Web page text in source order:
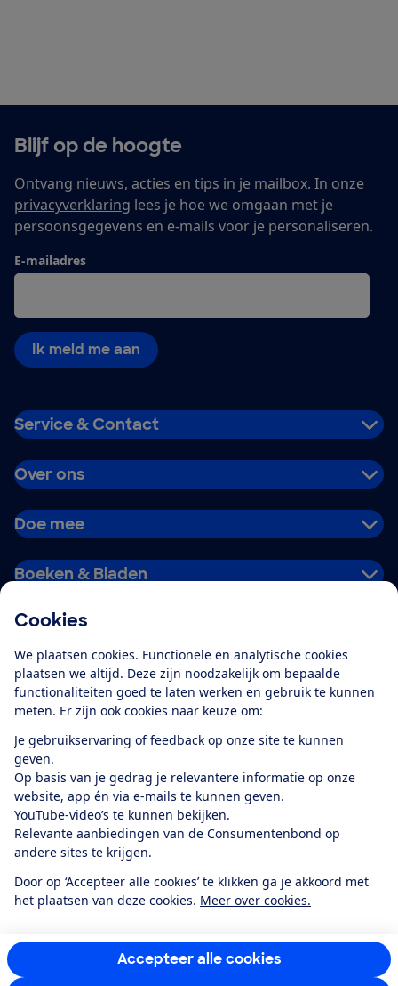
Cookies
We plaatsen cookies. Functionele en analytische cookies
plaatsen we altijd. Deze zijn noodzakelijk om bepaalde
functionaliteiten goed te laten werken en gebruik te kunnen
meten. Er zijn ook cookies naar keuze om:
Je gebruikservaring of feedback op onze site te kunnen
geven.
Op basis van je gedrag je relevantere informatie op onze
website, app én via e-mails te kunnen geven.
YouTube-video’s te kunnen bekijken.
Relevante aanbiedingen van de Consumentenbond op
andere sites te krijgen.
Door op ‘Accepteer alle cookies’ te klikken ga je akkoord met
het plaatsen van deze cookies. Meer over cookies.
Accepteer alle cookies
Blijf op de hoogte
Ontvang nieuws, acties en tips in je mailbox. In onze
privacyverklaring lees je hoe we omgaan met je
persoonsgegevens en e-mails voor je personaliseren.
E-mailadres
Ik meld me aan
Service & Contact
Over ons
Doe mee
Boeken & Bladen
Alles over de
app
Algemene Voorwaarden
Privacyverklaring
Cookiebeleid
Privacyvoorkeuren
Toegankelijkheid
RSS-feed nieuws
Facebook
TwitterInstagram
YoutubeLinkedIn
12.901consumentenbeoordelen de Consumentenbondmet gemiddeld